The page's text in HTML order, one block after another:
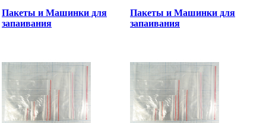
Пакеты и Машинки для
запаивания
Пакеты и Машинки для
запаивания